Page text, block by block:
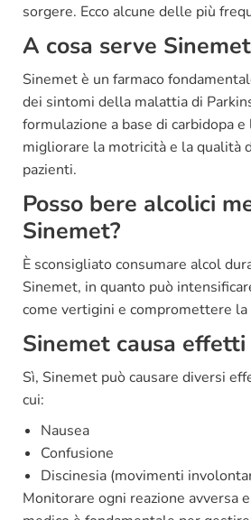
sorgere. Ecco alcune delle più
A cosa serve
Sinemet è un farmaco
dei sintomi della malattia di
formulazione a base di carbidopa
migliorare la motricità e la qualità
pazienti.
Posso bere alcolici
Sinemet?
È sconsigliato consumare alcol
Sinemet, in quanto può
come vertigini e compromettere la
Sinemet causa
Sì, Sinemet può causare diversi
cui:
Nausea
Confusione
Discinesia (movimenti
Monitorare ogni reazione avversa